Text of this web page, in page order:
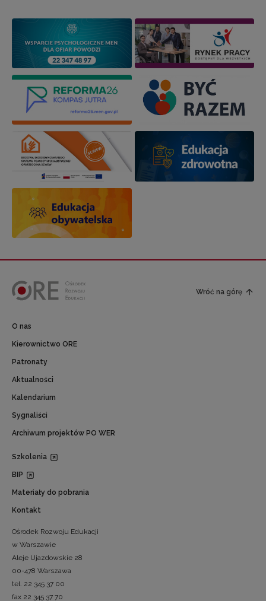
Wróć na górę
O nas
Kierownictwo ORE
Patronaty
Aktualności
Kalendarium
Sygnaliści
Archiwum projektów PO WER
Szkolenia
BIP
Materiały do pobrania
Kontakt
Ośrodek Rozwoju Edukacji
w Warszawie
Aleje Ujazdowskie 28
00-478 Warszawa
tel. 22 345 37 00
fax 22 345 37 70